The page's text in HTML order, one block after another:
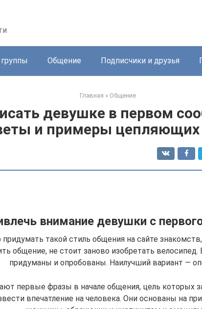
Общение Подписчики и друзья
Главная » Общение
девушке в первом
и примеры цепляющих
внимание девушки с
такой стиль общения на сайте
общение, не стоит заново изобретать
придуманы и опробованы. Наилучший вариант —
первые фразы в начале общения, цель которых
впечатление на человека. Они основаны на